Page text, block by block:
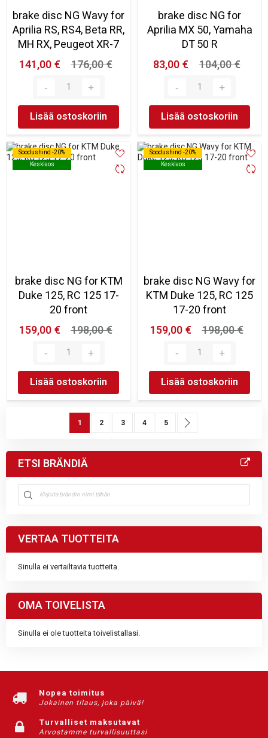
brake disc NG Wavy for
Aprilia RS, RS4, Beta RR,
MH RX, Peugeot XR-7
141,00 €
176,00 €
Lisää ostoskoriin
brake disc NG for
Aprilia MX 50, Yamaha
DT 50 R
83,00 €
104,00 €
Lisää ostoskoriin
Soodushind -20%
Kesklaos
Soodushind -20%
Kesklaos
brake disc NG for KTM
Duke 125, RC 125 17-
20 front
159,00 €
198,00 €
Lisää ostoskoriin
Soodushind -20%
Kesklaos
Soodushind -20%
Kesklaos
brake disc NG Wavy for
KTM Duke 125, RC 125
17-20 front
159,00 €
198,00 €
Lisää ostoskoriin
SivuYou're currently reading page
1 Sivu
2 Sivu
3 Sivu
4 Sivu
5
ETSI BRÄNDIÄ
VERTAA TUOTTEITA
Sinulla ei vertailtavia tuotteita.
OMA TOIVELISTA
Sinulla ei ole tuotteita toivelistallasi.
Nopea toimitus
Jokainen tilaus, joka päivä!
Turvalliset maksutavat
Arvostamme turvallisuuttasi